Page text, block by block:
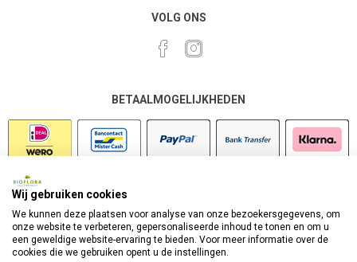
VOLG ONS
BETAALMOGELIJKHEDEN
Wij gebruiken cookies
We kunnen deze plaatsen voor analyse van onze bezoekersgegevens, om
onze website te verbeteren, gepersonaliseerde inhoud te tonen en om u
een geweldige website-ervaring te bieden. Voor meer informatie over de
cookies die we gebruiken opent u de instellingen.